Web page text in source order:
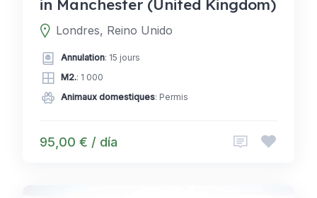
in Manchester (United Kingdom)
Londres, Reino Unido
Annulation: 15 jours
M2.: 1 000
Animaux domestiques: Permis
95,00 € / día